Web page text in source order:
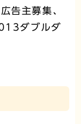
告主募集、
ダブルダ